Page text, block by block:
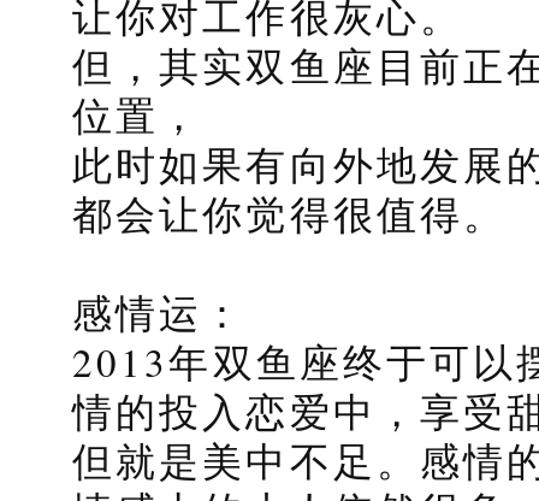
让你对工作很灰心。
但，其实双鱼座目前正
位置，
此时如果有向外地发展
都会让你觉得很值得。
感情运：
2013年双鱼座终于可以
情的投入恋爱中，享受
但就是美中不足。感情